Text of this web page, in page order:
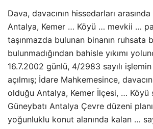
Dava, davacının hissedarları
Antalya, Kemer … Köyü … mevkii …
taşınmazda bulunan binanın ruhsata
bulunmadığından bahisle yıkımı
16.7.2002 günlü, 4/2983 sayılı
açılmış; İdare Mahkemesince,
olduğu Antalya, Kemer İlçesi, … Köyü
Güneybatı Antalya Çevre düzeni
yoğunluklu konut alanında kalan …